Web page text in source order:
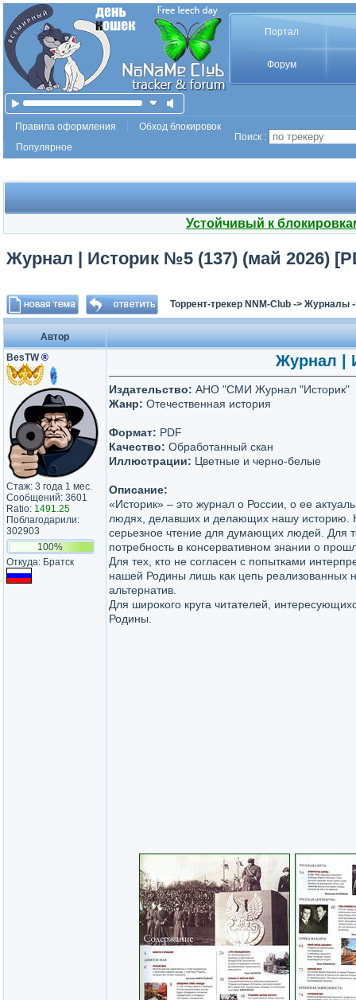
Портал
Форум
Правила оформления
Обход блокировок
Популярное
Поиск :
Устойчивый к
Журнал | Историк №5 (137) (май 2026)
Торрент-трекер NNM-Club -> Журналы
Автор
BesTW®
Стаж: 3 года 1 мес.
Сообщений: 3601
Ratio: 1491.25
Поблагодарили:
302903
100%
Откуда: Братск
Журнал |
Издательство: АНО "СМИ Журнал "Историк"
Жанр: Отечественная история
Формат: PDF
Качество: Обработанный скан
Иллюстрации: Цветные и черно-белые
Описание:
«Историк» – это журнал о России, о ее
людях, делавших и делающих нашу историю.
серьезное чтение для думающих людей. Для
потребность в консервативном знании о
Для тех, кто не согласен с попытками
нашей Родины лишь как цепь реализованных
альтернатив.
Для широкого круга читателей,
Родины.